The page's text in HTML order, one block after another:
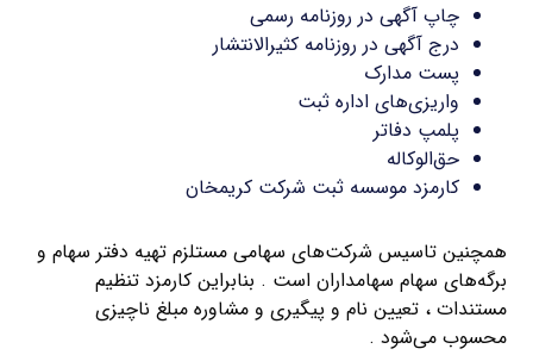
چاپ آگهی در روزنامه رسمی
درج آگهی در روزنامه کثیرالانتشار
پست مدارک
واریزی‌های اداره ثبت
پلمپ دفاتر
حق‌الوکاله
کارمزد موسسه ثبت شرکت کریمخان
همچنین تاسیس شرکت‌های سهامی مستلزم تهیه دفتر سهام و
برگه‌های سهام سهامداران است . بنابراین کارمزد تنظیم
مستندات ، تعیین نام و پیگیری و مشاوره مبلغ ناچیزی
محسوب می‌شود .